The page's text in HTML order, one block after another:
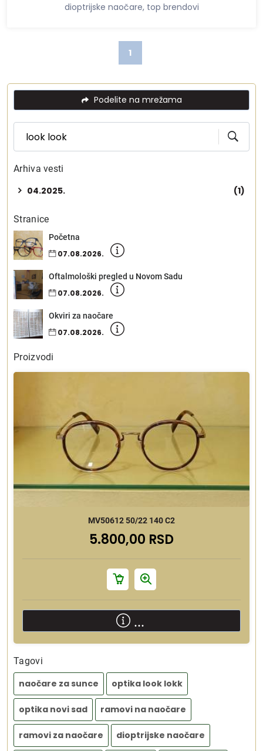
dioptrijske naočare, top brendovi
1
Podelite na mrežama
Arhiva vesti
04.2025. (1)
Stranice
Početna
07.08.2026.
Oftalmološki pregled u Novom Sadu
07.08.2026.
Okviri za naočare
07.08.2026.
Proizvodi
MV50612 50/22 140 C2
5.800,00 RSD
...
Tagovi
naočare za sunce optika look lokk
optika novi sad ramovi na naočare
ramovi za naočare dioptrijske naočare